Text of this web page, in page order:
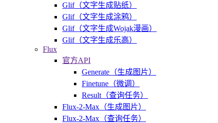
Glif（文字生成贴纸）
Glif（文字生成涂鸦）
Glif（文字生成Wojak漫画）
Glif（文字生成乐高）
Flux
官方API
Generate（生成图片）
Finetune（微调）
Result（查询任务）
Flux-2-Max（生成图片）
Flux-2-Max（查询任务）